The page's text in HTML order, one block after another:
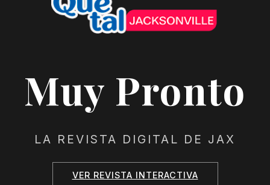
Muy Pronto
LA REVISTA DIGITAL DE JAX
VER REVISTA INTERACTIVA